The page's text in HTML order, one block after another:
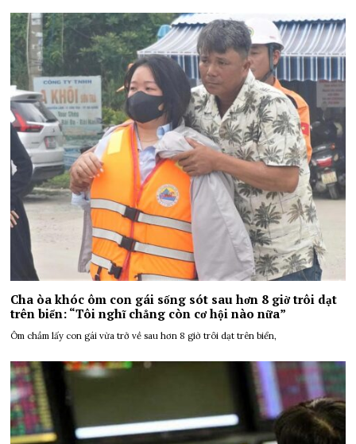
Cha òa khóc ôm con gái sống sót sau hơn 8 giờ trôi dạt
trên biển: “Tôi nghĩ chẳng còn cơ hội nào nữa”
Ôm chầm lấy con gái vừa trở về sau hơn 8 giờ trôi dạt trên biển,